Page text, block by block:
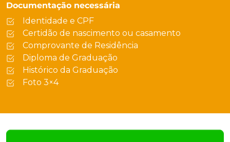
Documentação necessária
Identidade e CPF
Certidão de nascimento ou casamento
Comprovante de Residência
Diploma de Graduação
Histórico da Graduação
Foto 3×4